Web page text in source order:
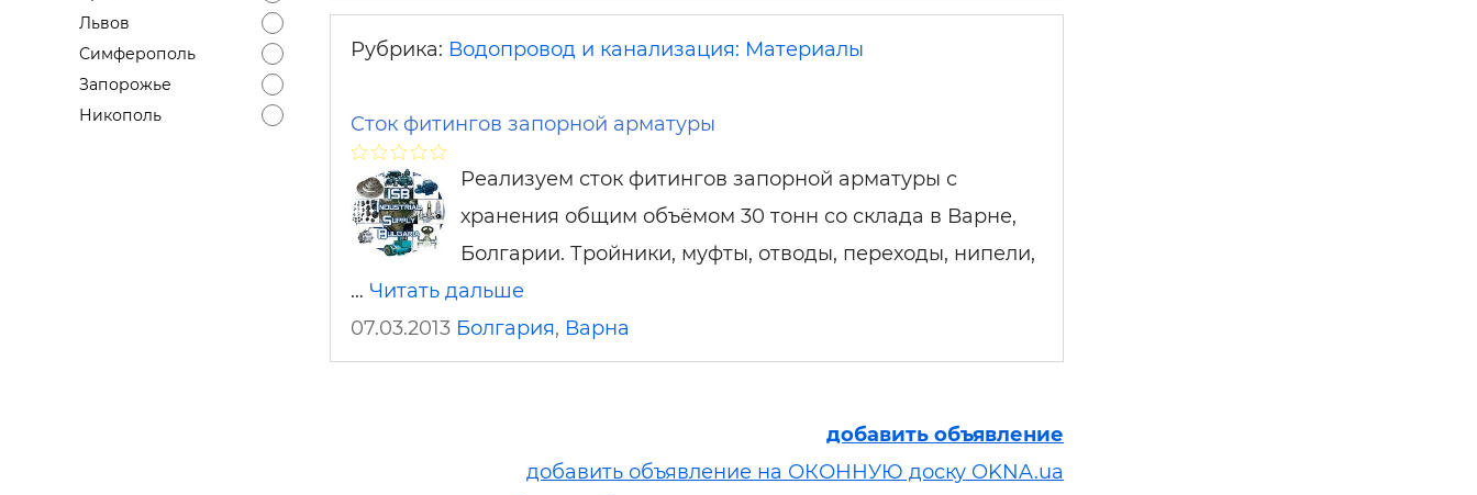
Львов
Симферополь
Запорожье
Никополь
Рубрика: Водопровод и канализация: Материалы
Cток фитингов запорной арматуры
Реализуем сток фитингов запорной арматуры с
хранения общим объёмом 30 тонн со склада в Варне,
Болгарии. Тройники, муфты, отводы, переходы, нипели,
… Читать дальше
07.03.2013 Болгария, Варна
добавить объявление
добавить объявление на ОКОННУЮ доску OKNA.ua